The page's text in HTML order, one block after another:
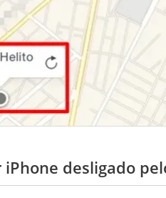
iPhone desligado